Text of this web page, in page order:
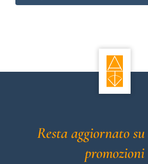
Resta aggiornato
promozioni